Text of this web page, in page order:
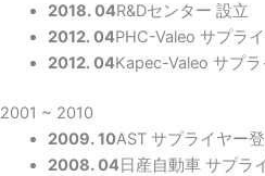
2018. 04R&Dセンター 設立
2012. 04PHC-Valeo サプラ
2012. 04Kapec-Valeo サプ
2001 ~ 2010
2009. 10AST サプライヤー
2008. 04日産自動車 サプラ